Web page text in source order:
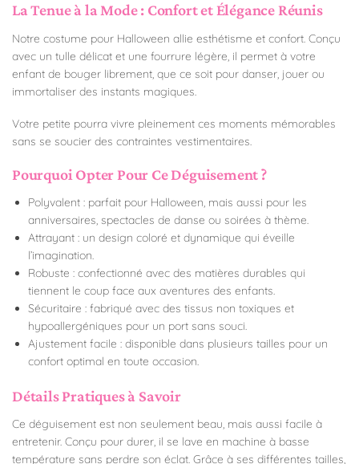
La Tenue à la Mode : Confort et Élégance Réunis
Notre costume pour Halloween allie esthétisme et confort. Conçu
avec un tulle délicat et une fourrure légère, il permet à votre
enfant de bouger librement, que ce soit pour danser, jouer ou
immortaliser des instants magiques.
Votre petite pourra vivre pleinement ces moments mémorables
sans se soucier des contraintes vestimentaires.
Pourquoi Opter Pour Ce Déguisement ?
Polyvalent : parfait pour Halloween, mais aussi pour les
anniversaires, spectacles de danse ou soirées à thème.
Attrayant : un design coloré et dynamique qui éveille
l’imagination.
Robuste : confectionné avec des matières durables qui
tiennent le coup face aux aventures des enfants.
Sécuritaire : fabriqué avec des tissus non toxiques et
hypoallergéniques pour un port sans souci.
Ajustement facile : disponible dans plusieurs tailles pour un
confort optimal en toute occasion.
Détails Pratiques à Savoir
Ce déguisement est non seulement beau, mais aussi facile à
entretenir. Conçu pour durer, il se lave en machine à basse
température sans perdre son éclat. Grâce à ses différentes tailles,